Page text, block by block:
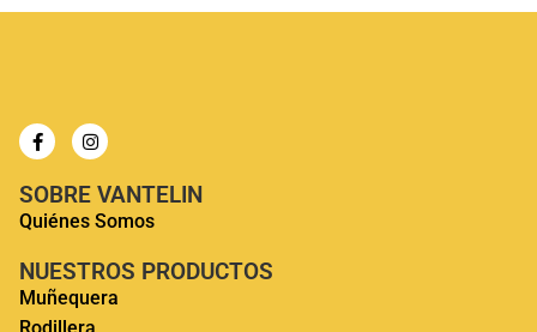
SOBRE VANTELIN
Quiénes Somos
NUESTROS PRODUCTOS
Muñequera